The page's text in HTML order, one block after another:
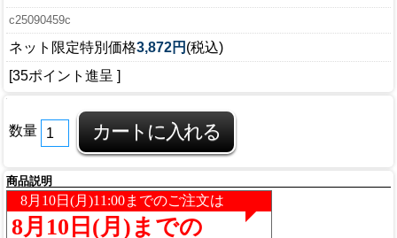
c25090459c
ネット限定特別価格3,872円 (税込)
[35ポイント進呈 ]
数量
商品説明